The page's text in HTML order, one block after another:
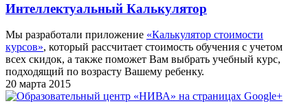
Интеллектуальный Калькулятор
Мы разработали приложение «Калькулятор стоимости
курсов», который рассчитает стоимость обучения с учетом
всех скидок, а также поможет Вам выбрать учебный курс,
подходящий по возрасту Вашему ребенку.
20 марта 2015